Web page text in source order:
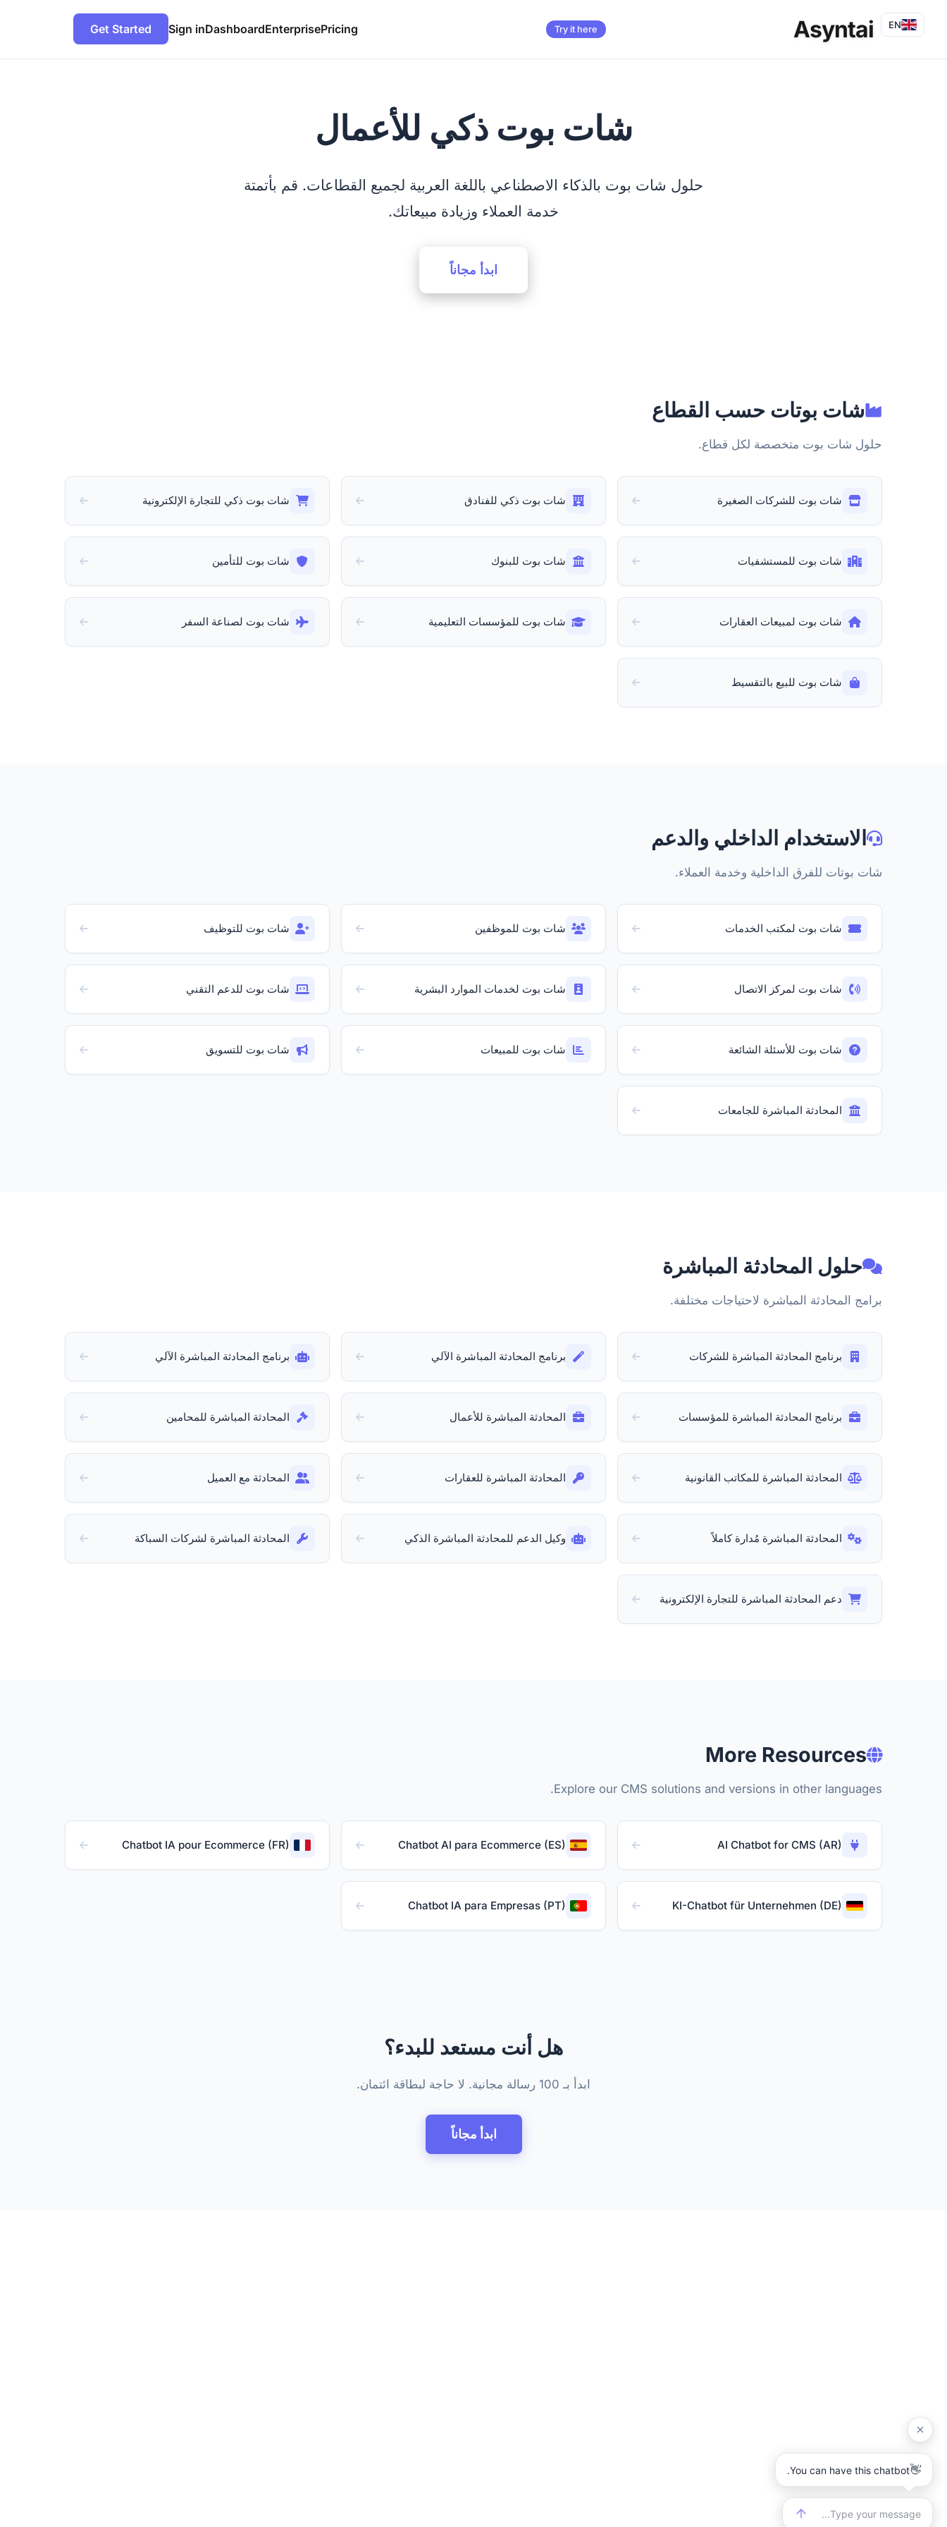
Asyntai
Try it here
Pricing
Enterprise
Dashboard
Sign in
Get Started EN
شات بوت ذكي للأعمال
حلول شات بوت بالذكاء الاصطناعي باللغة العربية لجميع القطاعات. قم بأتمتة
خدمة العملاء وزيادة مبيعاتك.
ابدأ مجاناً
شات بوتات حسب القطاع
حلول شات بوت متخصصة لكل قطاع.
شات بوت للشركات الصغيرة شات بوت ذكي للفنادق شات بوت ذكي للتجارة الإلكترونية
شات بوت للمستشفيات شات بوت للبنوك شات بوت للتأمين
شات بوت لمبيعات العقارات شات بوت للمؤسسات التعليمية شات بوت لصناعة السفر
شات بوت للبيع بالتقسيط
الاستخدام الداخلي والدعم
شات بوتات للفرق الداخلية وخدمة العملاء.
شات بوت لمكتب الخدمات شات بوت للموظفين شات بوت للتوظيف
شات بوت لمركز الاتصال شات بوت لخدمات الموارد البشرية شات بوت للدعم التقني
شات بوت للأسئلة الشائعة شات بوت للمبيعات شات بوت للتسويق
المحادثة المباشرة للجامعات
حلول المحادثة المباشرة
برامج المحادثة المباشرة لاحتياجات مختلفة.
برنامج المحادثة المباشرة للشركات برنامج المحادثة المباشرة الآلي برنامج المحادثة المباشرة الآلي
برنامج المحادثة المباشرة للمؤسسات المحادثة المباشرة للأعمال المحادثة المباشرة للمحامين
المحادثة المباشرة للمكاتب القانونية المحادثة المباشرة للعقارات المحادثة مع العميل
المحادثة المباشرة مُدارة كاملاً وكيل الدعم للمحادثة المباشرة الذكي المحادثة المباشرة لشركات السباكة
دعم المحادثة المباشرة للتجارة الإلكترونية
More Resources
Explore our CMS solutions and versions in other languages.
AI Chatbot for CMS (AR)
Chatbot AI para Ecommerce (ES)
Chatbot IA pour Ecommerce (FR)
KI-Chatbot für Unternehmen (DE)
Chatbot IA para Empresas (PT)
هل أنت مستعد للبدء؟
ابدأ بـ 100 رسالة مجانية. لا حاجة لبطاقة ائتمان.
ابدأ مجاناً